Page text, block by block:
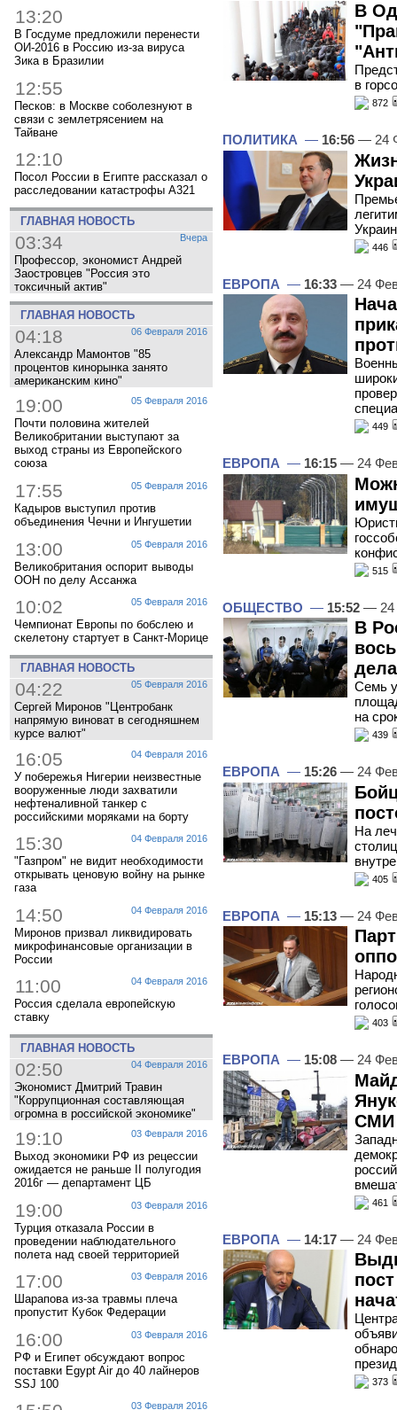
13:20
В Госдуме предложили перенести
ОИ-2016 в Россию из-за вируса
Зика в Бразилии
12:55
Песков: в Москве соболезнуют в
связи с землетрясением на
Тайване
12:10
Посол России в Египте рассказал о
расследовании катастрофы A321
ГЛАВНАЯ НОВОСТЬ
Вчера
03:34
Профессор, экономист Андрей
Заостровцев "Россия это
токсичный актив"
ГЛАВНАЯ НОВОСТЬ
06 Февраля 2016
04:18
Александр Мамонтов "85
процентов кинорынка занято
американским кино"
05 Февраля 2016
19:00
Почти половина жителей
Великобритании выступают за
выход страны из Европейского
союза
05 Февраля 2016
17:55
Кадыров выступил против
объединения Чечни и Ингушетии
05 Февраля 2016
13:00
Великобритания оспорит выводы
ООН по делу Ассанжа
05 Февраля 2016
10:02
Чемпионат Европы по бобслею и
скелетону стартует в Санкт-Морице
ГЛАВНАЯ НОВОСТЬ
05 Февраля 2016
04:22
Сергей Миронов "Центробанк
напрямую виноват в сегодняшнем
курсе валют"
04 Февраля 2016
16:05
У побережья Нигерии неизвестные
вооруженные люди захватили
нефтеналивной танкер с
российскими моряками на борту
04 Февраля 2016
15:30
"Газпром" не видит необходимости
открывать ценовую войну на рынке
газа
04 Февраля 2016
14:50
Миронов призвал ликвидировать
микрофинансовые организации в
России
04 Февраля 2016
11:00
Россия сделала европейскую
ставку
ГЛАВНАЯ НОВОСТЬ
04 Февраля 2016
02:50
Экономист Дмитрий Травин
"Коррупционная составляющая
огромна в российской экономике"
03 Февраля 2016
19:10
Выход экономики РФ из рецессии
ожидается не раньше II полугодия
2016г — департамент ЦБ
03 Февраля 2016
19:00
Турция отказала России в
проведении наблюдательного
полета над своей территорией
03 Февраля 2016
17:00
Шарапова из-за травмы плеча
пропустит Кубок Федерации
03 Февраля 2016
16:00
РФ и Египет обсуждают вопрос
поставки Egypt Air до 40 лайнеров
SSJ 100
03 Февраля 2016
В
в
872
ПОЛИТИКА — 16:56 — 24
446
ЕВРОПА — 16:33 — 24
449
ЕВРОПА — 16:15 — 24
515
ОБЩЕСТВО — 15:52 — 24
В
Семь
на
439
ЕВРОПА — 15:26 — 24
На
405
ЕВРОПА — 15:13 — 24
403
ЕВРОПА — 15:08 — 24
СМИ
461
ЕВРОПА — 14:17 — 24
373